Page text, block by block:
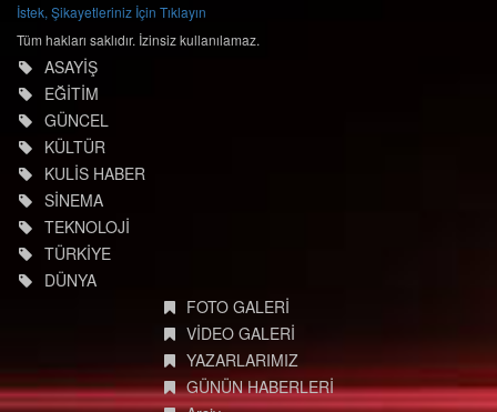
İstek, Şikayetleriniz İçin Tıklayın
Tüm hakları saklıdır. İzinsiz kullanılamaz.
ASAYİŞ
EĞİTİM
GÜNCEL
KÜLTÜR
KULİS HABER
SİNEMA
TEKNOLOJİ
TÜRKİYE
DÜNYA
FOTO GALERİ
VİDEO GALERİ
YAZARLARIMIZ
GÜNÜN HABERLERİ